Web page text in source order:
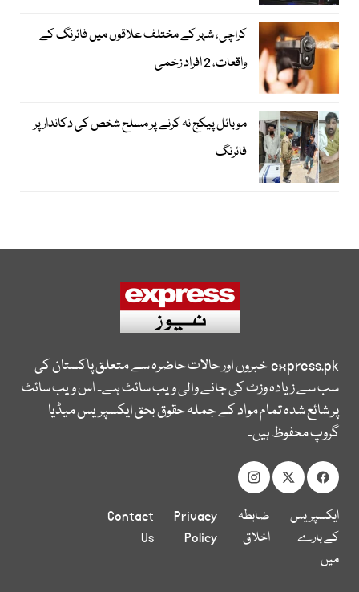
کراچی، شہر کے مختلف علاقوں میں فائرنگ کے
واقعات، 2 افراد زخمی
موبائل پیکج نہ کرنے پر مسلح شخص کی دکاندار پر
فائرنگ
express.pkخبروں اور حالات حاضرہ سے متعلق پاکستان کی
سب سے زیادہ وزٹ کی جانے والی ویب سائٹ ہے۔ اس ویب سائٹ
پر شائع شدہ تمام مواد کے جملہ حقوق بحق ایکسپریس میڈیا
گروپ محفوظ ہیں۔
ایکسپریس
کے بارے
میں
ضابطہ
اخلاق
Privacy
Policy
Contact
Us